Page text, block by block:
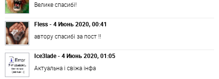
Велике спасибі!
Fless - 4 Июнь 2020, 00:41
автору спасибі за пост !!
Ice3lade - 4 Июнь 2020, 01:05
Актуальна і свіжа інфа